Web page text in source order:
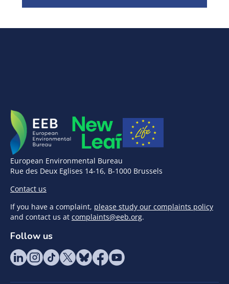
European Environmental Bureau
Rue des Deux Eglises 14-16, B-1000 Brussels
Contact us
If you have a complaint, please study our complaints policy
and contact us at complaints@eeb.org.
Follow us